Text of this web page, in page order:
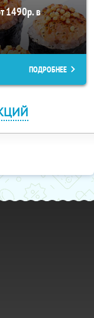
1490р. в
ПОДРОБНЕЕ